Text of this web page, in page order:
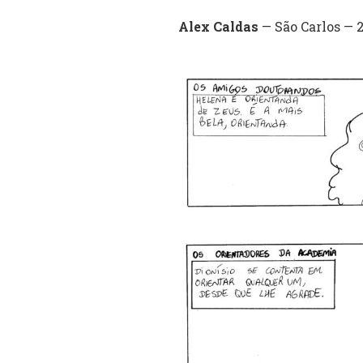
Alex Caldas — São Carlos —